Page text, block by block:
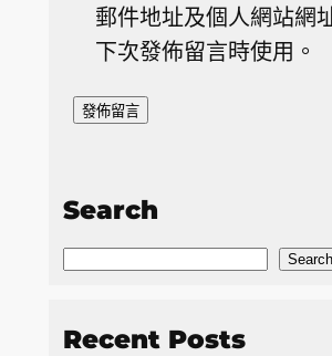
郵件地址及個人網站網
下次發佈留言時使用。
Search
S
a
Search
Recent Posts